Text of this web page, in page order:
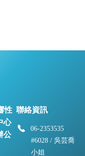
性
心
公
聯絡資訊
06-2353535
#6028 / 吳芸喬
小姐